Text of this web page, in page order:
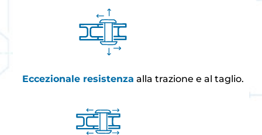
Eccezionale resistenza alla trazione e al taglio.